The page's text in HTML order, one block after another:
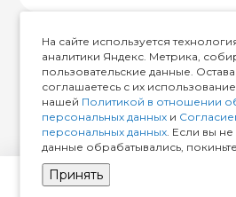
© 2026 ИМИР174, Все
На сайте используется
аналитики Яндекс. Метрика,
пользовательские данные.
соглашаетесь с их
нашей Политикой в отношении
персональных данных и
персональных данных. Если вы не
данные обрабатывались,
Принять